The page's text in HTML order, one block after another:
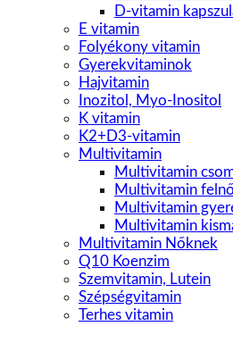
D-vitamin
E vitamin
Folyékony vitamin
Gyerekvitaminok
Hajvitamin
Inozitol, Myo-Inositol
K vitamin
K2+D3-vitamin
Multivitamin
Multivitamin
Multivitamin
Multivitamin
Multivitamin
Multivitamin Nőknek
Q10 Koenzim
Szemvitamin, Lutein
Szépségvitamin
Terhes vitamin